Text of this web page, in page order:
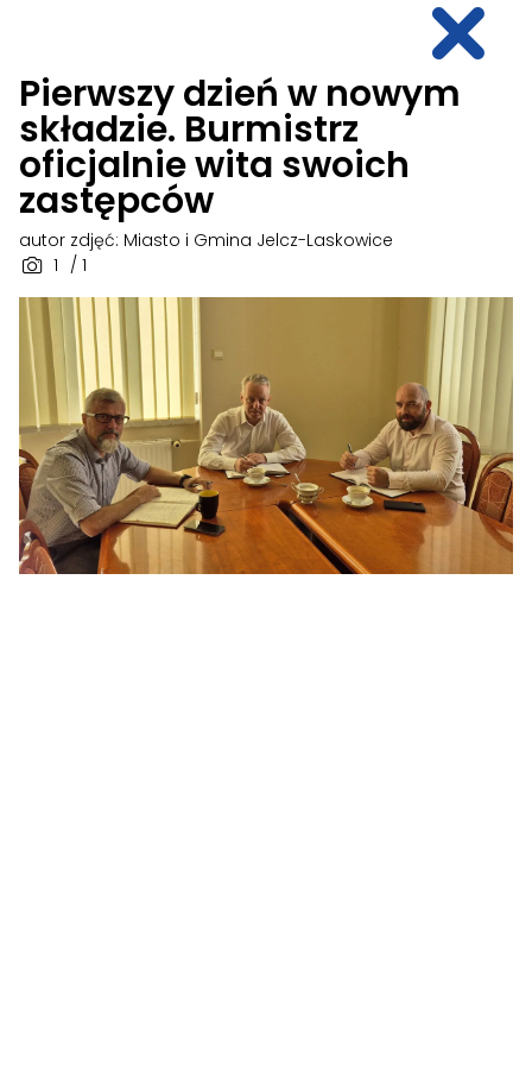
Pierwszy dzień w nowym
składzie. Burmistrz
oficjalnie wita swoich
zastępców
1 / 1
autor zdjęć: Miasto i Gmina Jelcz-Laskowice